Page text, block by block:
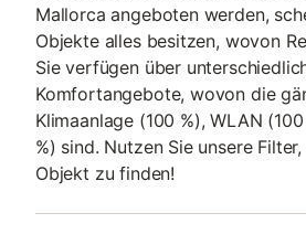
Mallorca angeboten werden,
Objekte alles besitzen, wovon
Sie verfügen über
Komfortangebote, wovon die
Klimaanlage (100 %), WLAN
%) sind. Nutzen Sie unsere
Objekt zu finden!